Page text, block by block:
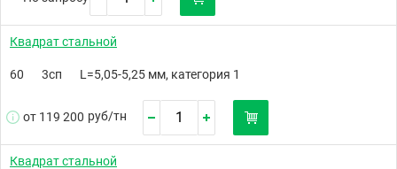
Квадрат стальной
60 3сп L=5,05-5,25 мм, категория 1
от 119 200 руб/тн
Квадрат стальной